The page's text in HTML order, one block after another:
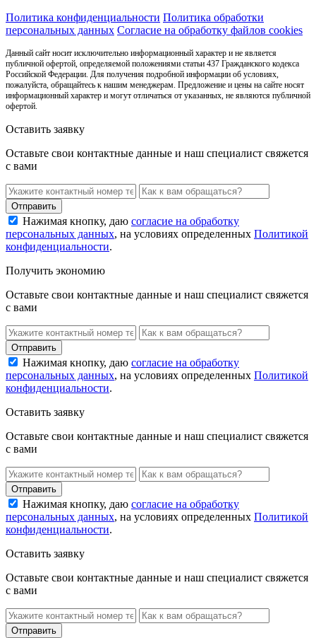
Политика конфиденциальности Политика обработки
персональных данных Согласие на обработку файлов cookies
Данный сайт носит исключительно информационный характер и не является
публичной офертой, определяемой положениями статьи 437 Гражданского кодекса
Российской Федерации. Для получения подробной информации об условиях,
пожалуйста, обращайтесь к нашим менеджерам. Предложение и цены на сайте носят
информационный характер и могут отличаться от указанных, не являются публичной
офертой.
Оставить заявку
Оставьте свои контактные данные и наш специалист свяжется
с вами
Нажимая кнопку, даю согласие на обработку
персональных данных, на условиях определенных Политикой
конфиденциальности.
Получить экономию
Оставьте свои контактные данные и наш специалист свяжется
с вами
Нажимая кнопку, даю согласие на обработку
персональных данных, на условиях определенных Политикой
конфиденциальности.
Оставить заявку
Оставьте свои контактные данные и наш специалист свяжется
с вами
Нажимая кнопку, даю согласие на обработку
персональных данных, на условиях определенных Политикой
конфиденциальности.
Оставить заявку
Оставьте свои контактные данные и наш специалист свяжется
с вами